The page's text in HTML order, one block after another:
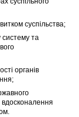
суспільства;
систему та
органів